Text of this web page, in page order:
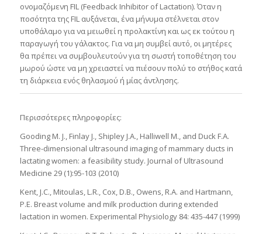
ονομαζόμενη FIL (Feedback Inhibitor of Lactation). Όταν η
ποσότητα της FIL αυξάνεται, ένα μήνυμα στέλνεται στον
υποθάλαμο για να μειωθεί η προλακτίνη και ως εκ τούτου η
παραγωγή του γάλακτος. Για να μη συμβεί αυτό, οι μητέρες
θα πρέπει να συμβουλευτούν για τη σωστή τοποθέτηση του
μωρού ώστε να μη χρειαστεί να πιέσουν πολύ το στήθος κατά
τη διάρκεια ενός θηλασμού ή μίας άντλησης.
Περισσότερες πληροφορίες:
Gooding M. J., Finlay J., Shipley J.A., Halliwell M., and Duck F.A.
Three-dimensional ultrasound imaging of mammary ducts in
lactating women: a feasibility study. Journal of Ultrasound
Medicine 29 (1):95-103 (2010)
Kent, J.C., Mitoulas, L.R., Cox, D.B., Owens, R.A. and Hartmann,
P.E. Breast volume and milk production during extended
lactation in women. Experimental Physiology 84: 435-447 (1999)